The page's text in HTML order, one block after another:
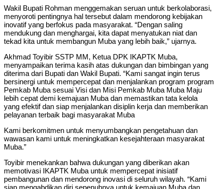
Wakil Bupati Rohman menggemakan seruan untuk berkolaborasi,
menyoroti pentingnya hal tersebut dalam mendorong kebijakan
inovatif yang berfokus pada masyarakat. “Dengan saling
mendukung dan menghargai, kita dapat menyatukan niat dan
tekad kita untuk membangun Muba yang lebih baik,” ujarnya.
Akhmad Toyibir SSTP MM, Ketua DPK IKAPTK Muba,
menyampaikan terima kasih atas dukungan dan bimbingan yang
diterima dari Bupati dan Wakil Bupati. “Kami sangat ingin terus
bersinergi untuk mempercepat dan menjalankan program program
Pemkab Muba sesuai Visi dan Misi Pemkab Muba Muba Maju
lebih cepat demi kemajuan Muba dan memastikan tata kelola
yang efektif dan siap menjalankan disiplin kerja dan memberikan
pelayanan terbaik bagi masyarakat Muba
Kami berkomitmen untuk menyumbangkan pengetahuan dan
wawasan kami untuk meningkatkan kesejahteraan masyarakat
Muba.”
Toyibir menekankan bahwa dukungan yang diberikan akan
memotivasi IKAPTK Muba untuk mempercepat inisiatif
pembangunan dan mendorong inovasi di seluruh wilayah. “Kami
siap mengabdikan diri sepenuhnya untuk kemajuan Muba dan